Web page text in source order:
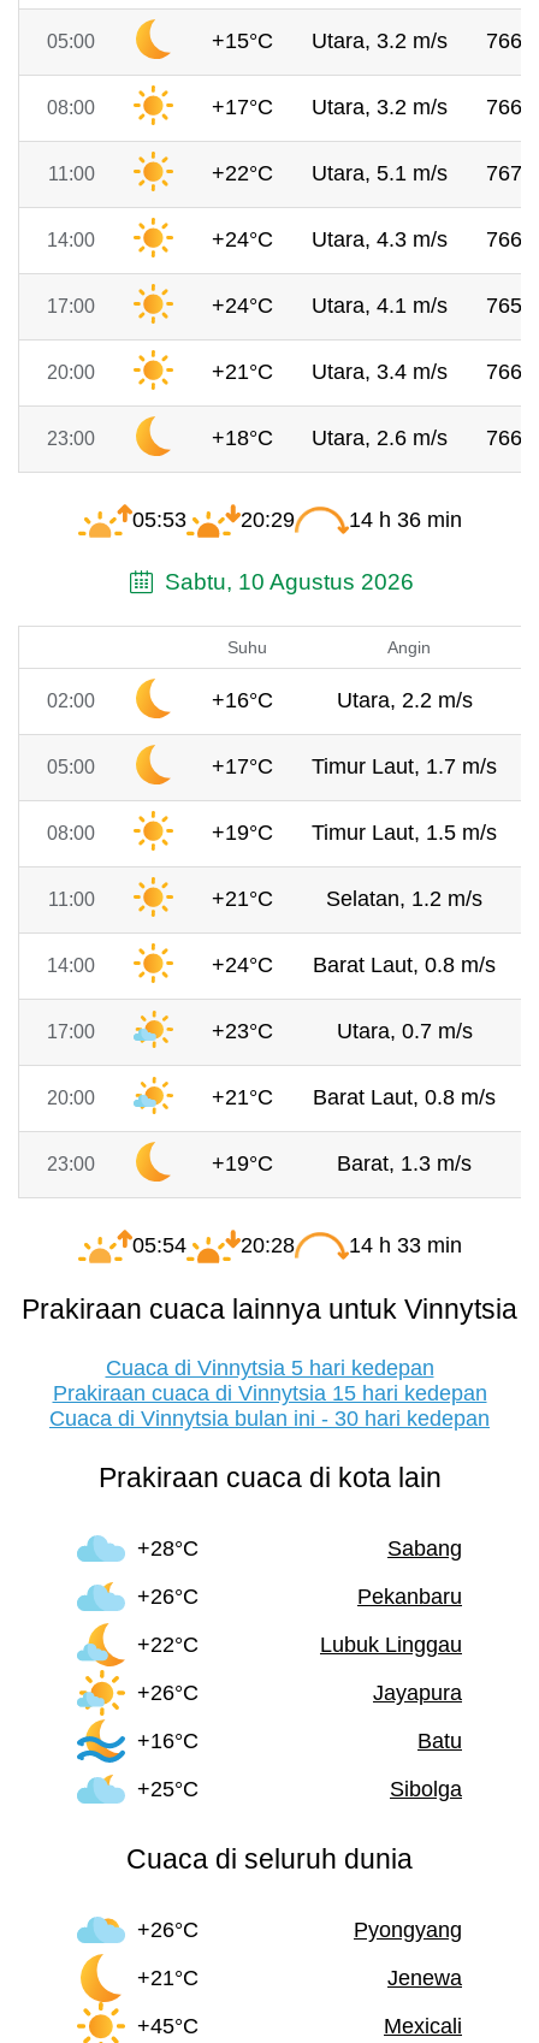
05:00 +15°C Utara, 3.2 m/s 766
08:00 +17°C Utara, 3.2 m/s 766
11:00 +22°C Utara, 5.1 m/s 767
14:00 +24°C Utara, 4.3 m/s 766
17:00 +24°C Utara, 4.1 m/s 765
20:00 +21°C Utara, 3.4 m/s 766
23:00 +18°C Utara, 2.6 m/s 766
05:53 20:29 14 h 36 min
Sabtu, 10 Agustus 2026
Suhu Angin
02:00 +16°C Utara, 2.2 m/s
05:00 +17°C Timur Laut, 1.7 m/s
08:00 +19°C Timur Laut, 1.5 m/s
11:00 +21°C Selatan, 1.2 m/s
14:00 +24°C Barat Laut, 0.8 m/s
17:00 +23°C Utara, 0.7 m/s
20:00 +21°C Barat Laut, 0.8 m/s
23:00 +19°C Barat, 1.3 m/s
05:54 20:28 14 h 33 min
Prakiraan cuaca lainnya untuk Vinnytsia
Cuaca di Vinnytsia 5 hari kedepan
Prakiraan cuaca di Vinnytsia 15 hari kedepan
Cuaca di Vinnytsia bulan ini - 30 hari kedepan
Prakiraan cuaca di kota lain
+28°C
Sabang
+26°C
Pekanbaru
+22°C
Lubuk Linggau
+26°C
Jayapura
+16°C
Batu
+25°C
Sibolga
Cuaca di seluruh dunia
+26°C
Pyongyang
+21°C
Jenewa
+45°C
Mexicali